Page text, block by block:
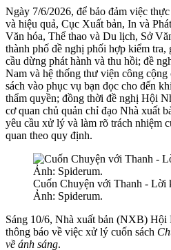
Ngày 7/6/2026, để bảo đảm việc
và hiệu quả, Cục Xuất bản, In và
Văn hóa, Thể thao và Du lịch, Sở
thành phố đề nghị phối hợp kiểm tra,
cầu dừng phát hành và thu hồi; đề
Nam và hệ thống thư viện công
sách vào phục vụ bạn đọc cho đến
thẩm quyền; đồng thời đề nghị Hội
cơ quan chủ quản chỉ đạo Nhà xuất
yêu cầu xử lý và làm rõ trách nhiệm
quan theo quy định.
Cuốn Chuyện với Thanh - Lời
Ảnh: Spiderum.
Sáng 10/6, Nhà xuất bản (NXB) Hội
thông báo về việc xử lý cuốn sách
về ánh sáng.